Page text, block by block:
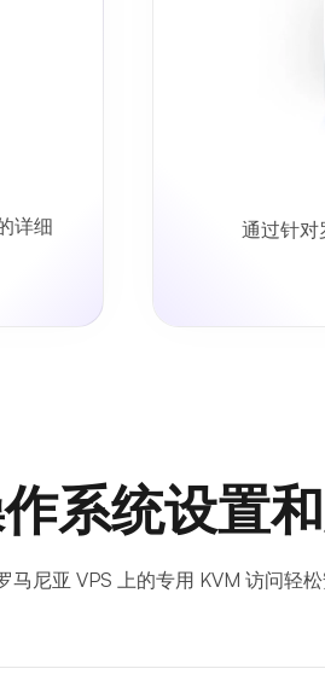
详细
通过针对
系统设置
马尼亚 VPS 上的专用 KVM 访问轻松